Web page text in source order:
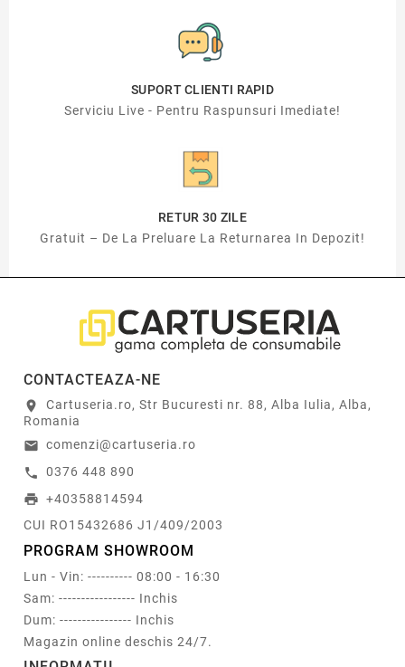
SUPORT CLIENTI RAPID
Serviciu Live - Pentru Raspunsuri Imediate!
RETUR 30 ZILE
Gratuit – De La Preluare La Returnarea In Depozit!
CONTACTEAZA-NE
location_on
Cartuseria.ro, Str Bucuresti nr. 88, Alba Iulia, Alba,
Romania
email comenzi@cartuseria.ro
call 0376 448 890
print +40358814594
CUI RO15432686 J1/409/2003
PROGRAM SHOWROOM
Lun - Vin: ---------- 08:00 - 16:30
Sam: ----------------- Inchis
Dum: ---------------- Inchis
Magazin online deschis 24/7.